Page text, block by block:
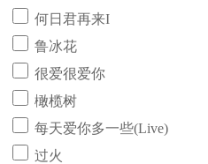
何日君再来I
鲁冰花
很爱很爱你
橄榄树
每天爱你多一些(Live)
过火